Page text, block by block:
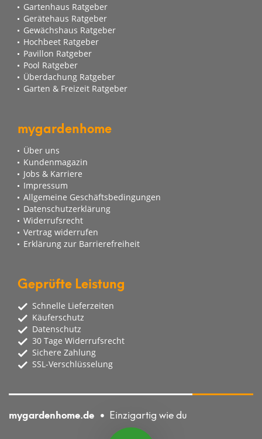
Gartenhaus Ratgeber
Gerätehaus Ratgeber
Gewächshaus Ratgeber
Hochbeet Ratgeber
Pavillon Ratgeber
Pool Ratgeber
Überdachung Ratgeber
Garten & Freizeit Ratgeber
mygardenhome
Über uns
Kundenmagazin
Jobs & Karriere
Impressum
Allgemeine Geschäftsbedingungen
Datenschutzerklärung
Widerrufsrecht
Vertrag widerrufen
Erklärung zur Barrierefreiheit
Geprüfte Leistung
Schnelle Lieferzeiten
Käuferschutz
Datenschutz
30 Tage Widerrufsrecht
Sichere Zahlung
SSL-Verschlüsselung
mygardenhome.de Einzigartig wie du